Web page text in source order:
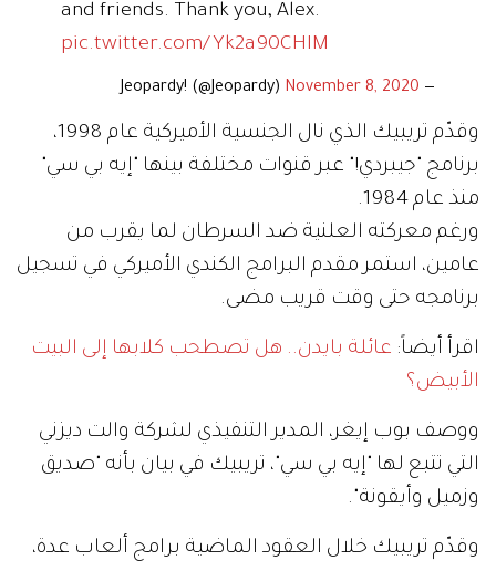
and friends. Thank you, Alex.
pic.twitter.com/Yk2a90CHIM
— Jeopardy! (@Jeopardy)
November 8, 2020
وقدّم تريبيك الذي نال الجنسية الأميركية عام 1998،
برنامج "جيبردي!" عبر قنوات مختلفة بينها "إيه بي سي"
منذ عام 1984.
ورغم معركته العلنية ضد السرطان لما يقرب من
عامين، استمر مقدم البرامج الكندي الأميركي في تسجيل
برنامجه حتى وقت قريب مضى.
اقرأ أيضاً: عائلة بايدن.. هل تصطحب كلابها إلى البيت
الأبيض؟
ووصف بوب إيغر، المدير التنفيذي لشركة والت ديزني
التي تتبع لها "إيه بي سي"، تريبيك في بيان بأنه "صديق
وزميل وأيقونة".
وقدّم تريبيك خلال العقود الماضية برامج ألعاب عدة،